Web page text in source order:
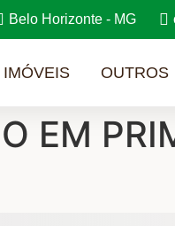
Belo Horizonte - MG
IMÓVEIS OUTROS
EM